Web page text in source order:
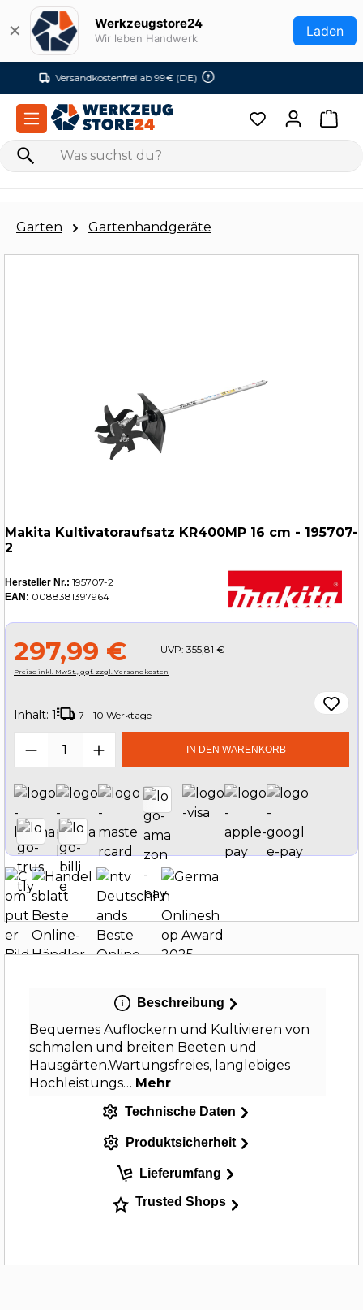
Zum Hauptinhalt springen
✕ Werkzeugstore24
Wir leben Handwerk Laden
Versandkostenfrei ab 99€ (DE)
Garten Gartenhandgeräte
Makita Kultivatoraufsatz KR400MP 16 cm - 195707-
2
Hersteller Nr.: 195707-2
EAN: 0088381397964
297,99 € UVP: 355,81 €
Preise inkl. MwSt., ggf. zzgl. Versandkosten
Inhalt: 1 7 - 10 Werktage
Produkt Anzahl: Gib denIN DEN WARENKORB
Beschreibung
Bequemes Auflockern und Kultivieren von
schmalen und breiten Beeten und
Hausgärten.Wartungsfreies, langlebiges
Hochleistungs… Mehr
Technische Daten
Produktsicherheit
Lieferumfang
Trusted Shops